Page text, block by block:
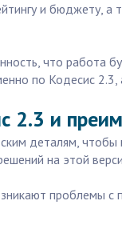
и бюджету, а
что работа
по Кодесис 2.3,
2.3 и
деталям,
на этой
проблемы с